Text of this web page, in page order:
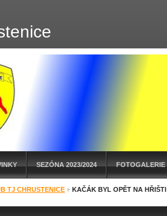
SEZÓNA 2023/2024 FOTOGALERIE
TJ CHRUSTENICE KAČÁK BYL OPĚT NA HŘIŠTI